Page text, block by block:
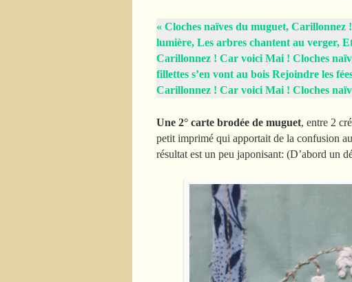
« Cloches naïves du muguet, Carillonnez !
lumière, Les arbres chantent au verger,
Carillonnez ! Car voici Mai ! Cloches
fillettes s’en vont au bois Rejoindre les
Carillonnez ! Car voici Mai ! Cloches
Une 2° carte brodée de muguet, entre 2
petit imprimé qui apportait de la confusion
résultat est un peu japonisant: (D’abord un